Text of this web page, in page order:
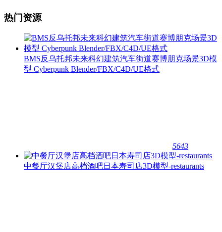
热门资源
BMS反乌托邦未来科幻建筑汽车街道赛博朋克场景3D模
型 Cyberpunk Blender/FBX/C4D/UE格式
5643
中餐厅汉堡店高档酒吧日本寿司店3D模型-restaurants